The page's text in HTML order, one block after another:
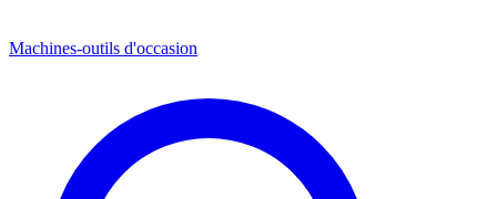
Machines-outils d'occasion